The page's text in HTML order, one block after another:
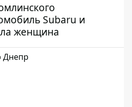
Subaru и
женщина
Днепр